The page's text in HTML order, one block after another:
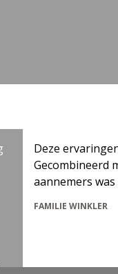
Deze ervaringen
Gecombineerd met
aannemers was dit
FAMILIE WINKLER